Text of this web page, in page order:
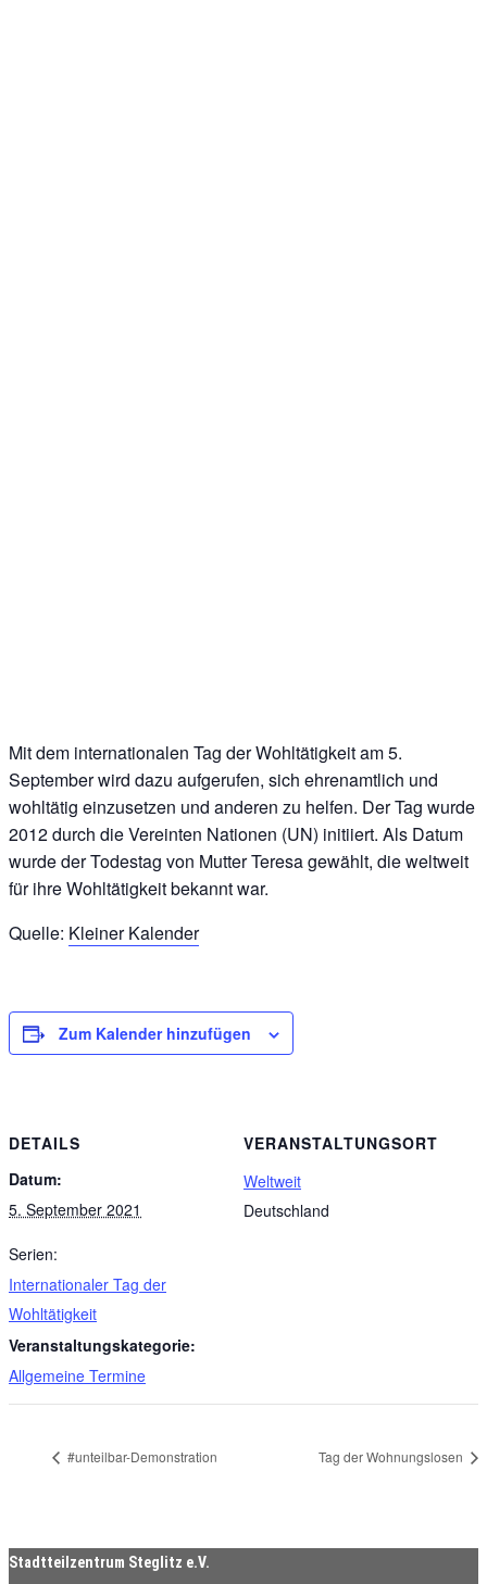
Mit dem internationalen Tag der Wohltätigkeit am 5.
September wird dazu aufgerufen, sich ehrenamtlich und
wohltätig einzusetzen und anderen zu helfen. Der Tag wurde
2012 durch die Vereinten Nationen (UN) initiiert. Als Datum
wurde der Todestag von Mutter Teresa gewählt, die weltweit
für ihre Wohltätigkeit bekannt war.
Quelle: Kleiner Kalender
Zum Kalender hinzufügen
DETAILS
Datum:
5. September 2021
Serien:
Internationaler Tag der
Wohltätigkeit
Veranstaltungskategorie:
Allgemeine Termine
VERANSTALTUNGSORT
Weltweit
Deutschland
#unteilbar-Demonstration Tag der Wohnungslosen
Stadtteilzentrum Steglitz e.V.